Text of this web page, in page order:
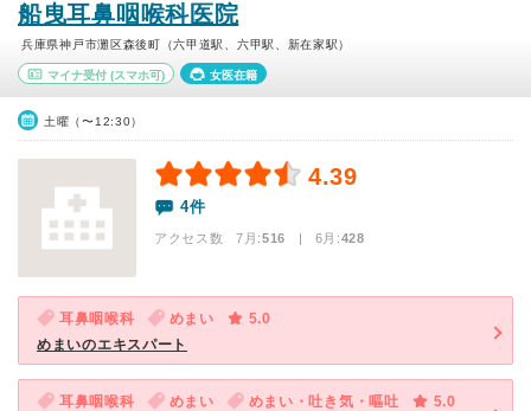
船曳耳鼻咽喉科医院
兵庫県神戸市灘区森後町（六甲道駅、六甲駅、新在家駅）
マイナ受付 (スマホ可) 女医在籍
土曜（〜12:30）
4.39
4件
アクセス数 7月:516 | 6月:428
耳鼻咽喉科 めまい
5.0
めまいのエキスパート
耳鼻咽喉科 めまい めまい・吐き気・嘔吐
5.0